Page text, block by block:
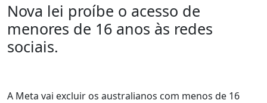
Nova lei proíbe o acesso de
menores de 16 anos às redes
sociais.
A Meta vai excluir os australianos com menos de 16